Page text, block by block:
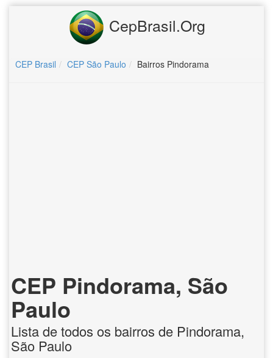
CepBrasil.Org
CEP Brasil CEP São Paulo Bairros Pindorama
CEP Pindorama, São
Paulo
Lista de todos os bairros de Pindorama,
São Paulo